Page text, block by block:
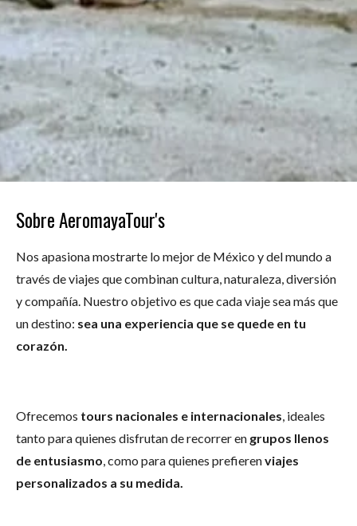
Sobre AeromayaTour's
Nos apasiona mostrarte lo mejor de México y del mundo a
través de viajes que combinan cultura, naturaleza, diversión
y compañía. Nuestro objetivo es que cada viaje sea más que
un destino: sea una experiencia que se quede en tu
corazón.
Ofrecemos tours nacionales e internacionales, ideales
tanto para quienes disfrutan de recorrer en grupos llenos
de entusiasmo, como para quienes prefierenviajes
personalizados a su medida.